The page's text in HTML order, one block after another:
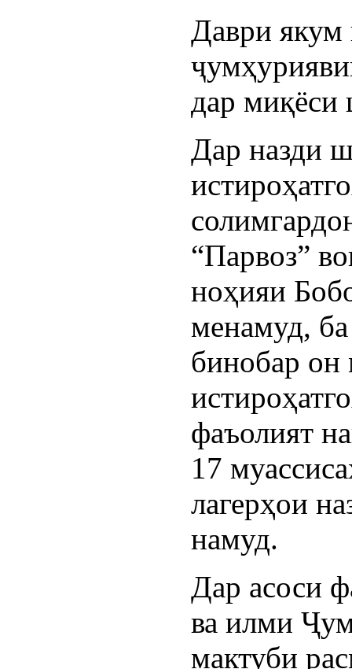
Даври
дар миқёси
Дар назди
“Парвоз”
ноҳияи
менамуд, ба
бинобар он
фаъолият
17
лагерҳои
намуд.
Дар асоси
ва илми
мактуби